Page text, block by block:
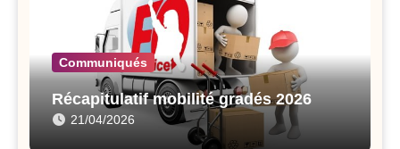
Communiqués
Récapitulatif mobilité gradés 2026
21/04/2026